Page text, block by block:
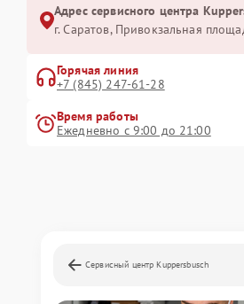
Адрес сервисного центра
г. Саратов, Привокзальная
Горячая линия
+7 (845) 247-61-28
Время работы
Ежедневно с 9:00 до 21:00
Сервисный центр Kuppersbusch